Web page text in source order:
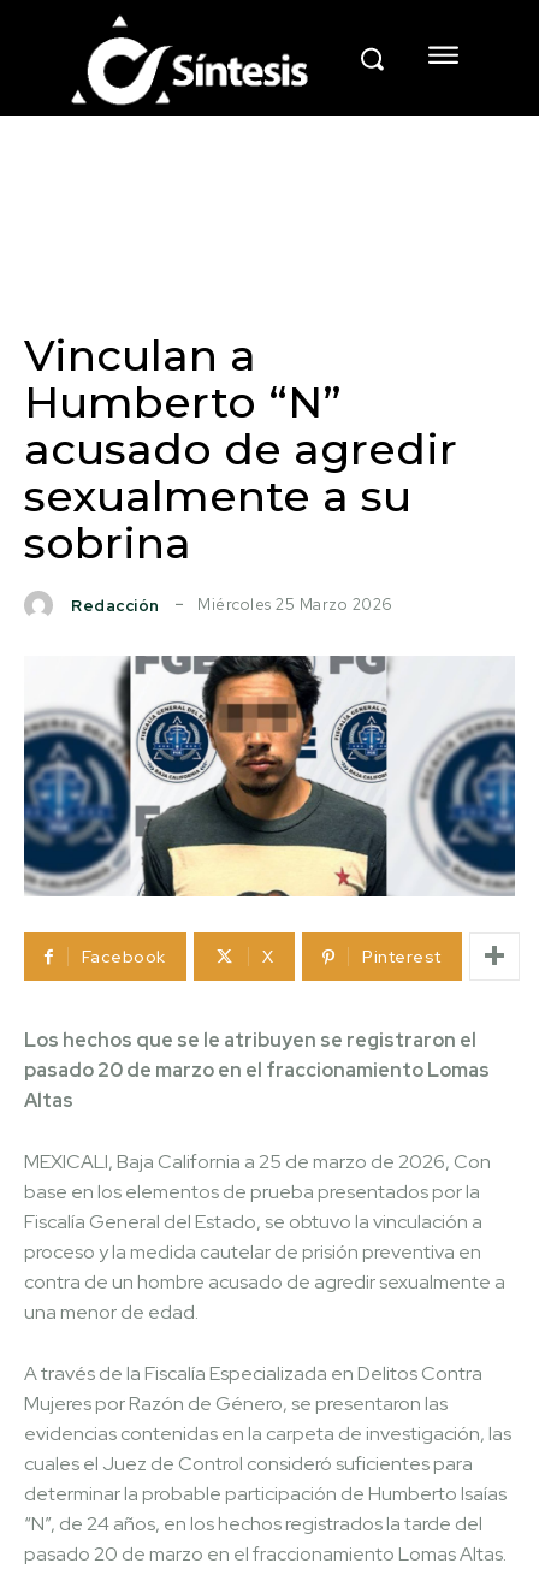
Vinculan a
Humberto “N”
acusado de agredir
sexualmente a su
sobrina
Redacción Miércoles 25 Marzo 2026
Facebook X Pinterest
Los hechos que se le atribuyen se registraron el
pasado 20 de marzo en el fraccionamiento Lomas
Altas
MEXICALI, Baja California a 25 de marzo de 2026, Con
base en los elementos de prueba presentados por la
Fiscalía General del Estado, se obtuvo la vinculación a
proceso y la medida cautelar de prisión preventiva en
contra de un hombre acusado de agredir sexualmente a
una menor de edad.
A través de la Fiscalía Especializada en Delitos Contra
Mujeres por Razón de Género, se presentaron las
evidencias contenidas en la carpeta de investigación, las
cuales el Juez de Control consideró suficientes para
determinar la probable participación de Humberto Isaías
“N”, de 24 años, en los hechos registrados la tarde del
pasado 20 de marzo en el fraccionamiento Lomas Altas.